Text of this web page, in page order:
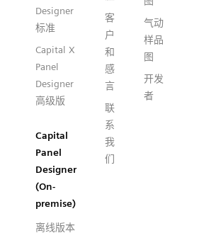
Designer
标准
Capital X
Panel
Designer
高级版
Capital
Panel
Designer
(On-
premise)
离线版本
客
户
和
感
言
联
系
我
们
气动
样品
图
开发
者